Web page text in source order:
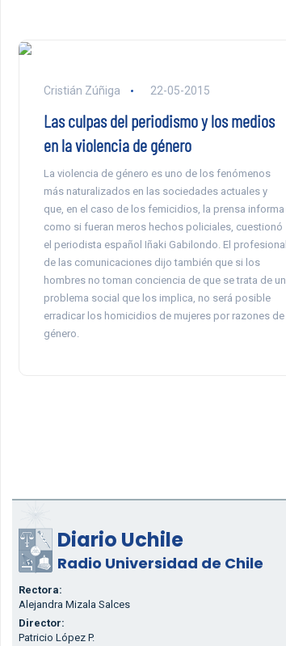
Cristián Zúñiga 22-05-2015
Las culpas del periodismo y los medios
en la violencia de género
La violencia de género es uno de los fenómenos
más naturalizados en las sociedades actuales y
que, en el caso de los femicidios, la prensa informa
como si fueran meros hechos policiales, cuestionó
el periodista español Iñaki Gabilondo. El profesional
de las comunicaciones dijo también que si los
hombres no toman conciencia de que se trata de un
problema social que los implica, no será posible
erradicar los homicidios de mujeres por razones de
género.
Diario Uchile
Radio Universidad de Chile
Rectora:
Alejandra Mizala Salces
Director:
Patricio López P.